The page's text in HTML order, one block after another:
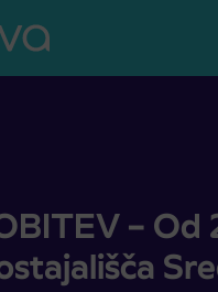
23. 8. naprej postajališča
– Od